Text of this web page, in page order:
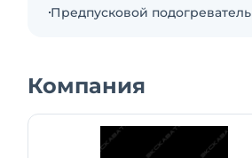
Предпусковой подогреватель
Компания